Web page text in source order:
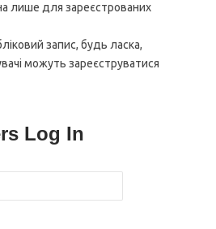
лише для зареєстрованих
запис, будь ласка,
можуть зареєструватися
Log In